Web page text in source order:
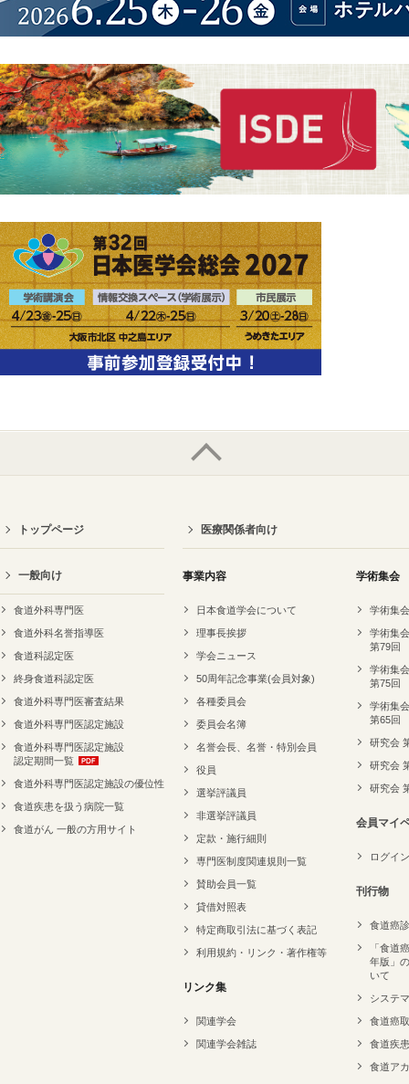
トップページ
一般向け
食道外科専門医
食道外科名誉指導医
食道科認定医
終身食道科認定医
食道外科専門医審査結果
食道外科専門医認定施設
食道外科専門医認定施設
認定期間一覧
食道外科専門医認定施設の優位性
食道疾患を扱う病院一覧
食道がん 一般の方用サイト
医療関係者向け
事業内容
日本食道学会について
理事長挨拶
学会ニュース
50周年記念事業(会員対象)
各種委員会
委員会名簿
名誉会長、名誉・特別会員
役員
選挙評議員
非選挙評議員
定款・施行細則
専門医制度関連規則一覧
賛助会員一覧
貸借対照表
特定商取引法に基づく表記
利用規約・リンク・著作権等
リンク集
関連学会
関連学会雑誌
学術集会
学術集
学術集
第79回
学術集
第75回
学術集
第65回
研究会
研究会
研究会
会員マイ
ログイン
刊行物
食道癌
「食道
年版」
いて
システ
食道癌
食道疾
食道ア